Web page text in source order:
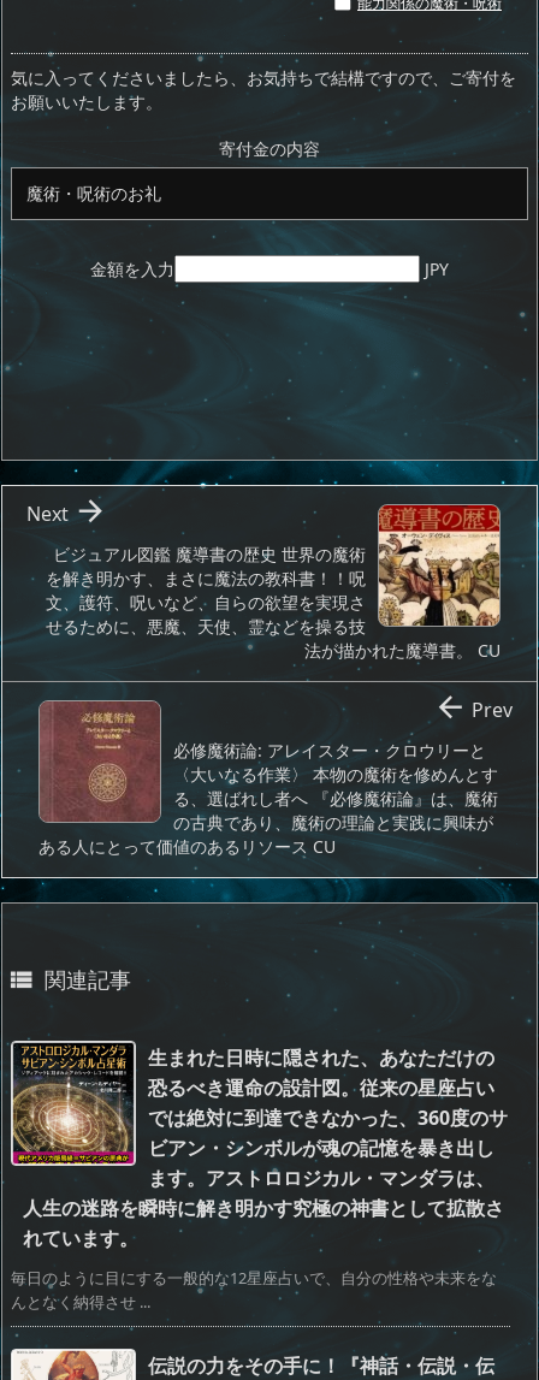
o
d
o
n
a
d
s
sk
y
bl
r
o
ar
d
d
ro
p.
io
気に入ってくださいましたら、お気持ちで結構ですので、ご寄付を
お願いいたします。
寄付金の内容
金額を入力 JPY
ビジュアル図鑑 魔導書の歴史 世界の魔術
を解き明かす、まさに魔法の教科書！！呪
文、護符、呪いなど、自らの欲望を実現さ
せるために、悪魔、天使、霊などを操る技
法が描かれた魔導書。 CU

Next
必修魔術論: アレイスター・クロウリーと
〈大いなる作業〉 本物の魔術を修めんとす
る、選ばれし者へ 『必修魔術論』は、魔術
の古典であり、魔術の理論と実践に興味が
ある人にとって価値のあるリソース CU
 Prev
 関連記事
生まれた日時に隠された、あなただけの
恐るべき運命の設計図。従来の星座占い
では絶対に到達できなかった、360度のサ
ビアン・シンボルが魂の記憶を暴き出し
ます。アストロロジカル・マンダラは、
人生の迷路を瞬時に解き明かす究極の神書として拡散さ
れています。
毎日のように目にする一般的な12星座占いで、自分の性格や未来をな
んとなく納得させ ...
伝説の力をその手に！『神話・伝説・伝